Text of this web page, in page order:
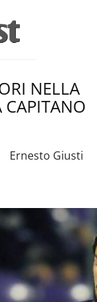
NELLA
CAPITANO
Ernesto Giusti